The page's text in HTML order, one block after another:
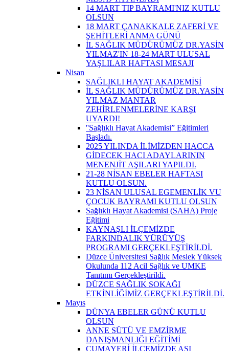
14 MART TIP BAYRAMI'NIZ KUTLU
OLSUN
18 MART ÇANAKKALE ZAFERİ VE
ŞEHİTLERİ ANMA GÜNÜ
İL SAĞLIK MÜDÜRÜMÜZ DR.YASİN
YILMAZ'IN 18-24 MART ULUSAL
YAŞLILAR HAFTASI MESAJI
Nisan
SAĞLIKLI HAYAT AKADEMİSİ
İL SAĞLIK MÜDÜRÜMÜZ DR.YASİN
YILMAZ MANTAR
ZEHİRLENMELERİNE KARŞI
UYARDI!
''Sağlıklı Hayat Akademisi” Eğitimleri
Başladı.
2025 YILINDA İLİMİZDEN HACCA
GİDECEK HACI ADAYLARININ
MENENJİT AŞILARI YAPILDI.
21-28 NİSAN EBELER HAFTASI
KUTLU OLSUN.
23 NİSAN ULUSAL EGEMENLİK VU
ÇOCUK BAYRAMI KUTLU OLSUN
Sağlıklı Hayat Akademisi (SAHA) Proje
Eğitimi
KAYNAŞLI İLÇEMİZDE
FARKINDALIK YÜRÜYÜŞ
PROGRAMI GERÇEKLEŞTİRİLDİ.
Düzce Üniversitesi Sağlık Meslek Yüksek
Okulunda 112 Acil Sağlık ve UMKE
Tanıtımı Gerçekleştirildi.
DÜZCE SAĞLIK SOKAĞI
ETKİNLİĞİMİZ GERÇEKLEŞTİRİLDİ.
Mayıs
DÜNYA EBELER GÜNÜ KUTLU
OLSUN
ANNE SÜTÜ VE EMZİRME
DANIŞMANLIĞI EĞİTİMİ
CUMAYERİ İLÇEMİZDE AŞI